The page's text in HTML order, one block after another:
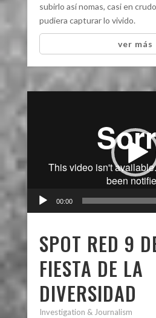
subirlo así nomas, casi en
pudiera capturar lo vivido.
ver más
00:00
SPOT RED 9
FIESTA DE LA
DIVERSIDAD
Investigation & Journalism